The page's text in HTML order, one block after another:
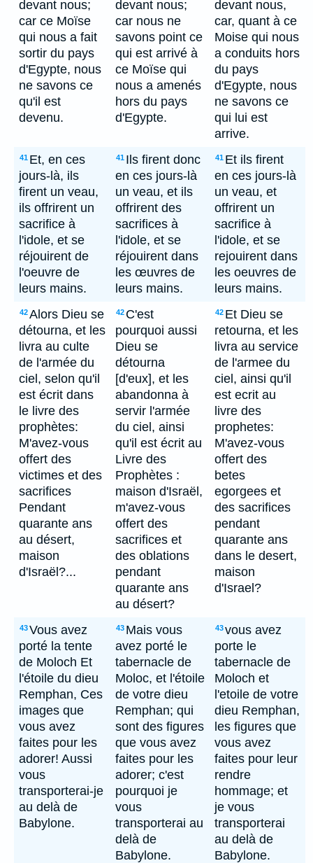
devant nous;
car ce Moïse
qui nous a fait
sortir du pays
d'Egypte, nous
ne savons ce
qu'il est
devenu.
devant nous;
car nous ne
savons point ce
qui est arrivé à
ce Moïse qui
nous a amenés
hors du pays
d'Egypte.
devant nous,
car, quant à ce
Moise qui nous
a conduits hors
du pays
d'Egypte, nous
ne savons ce
qui lui est
arrive.
41 Et, en ces
jours-là, ils
firent un veau,
ils offrirent un
sacrifice à
l'idole, et se
réjouirent de
l'oeuvre de
leurs mains.
41 Ils firent donc
en ces jours-là
un veau, et ils
offrirent des
sacrifices à
l'idole, et se
réjouirent dans
les œuvres de
leurs mains.
41 Et ils firent
en ces jours-là
un veau, et
offrirent un
sacrifice à
l'idole, et se
rejouirent dans
les oeuvres de
leurs mains.
42Alors Dieu se
détourna, et les
livra au culte
de l'armée du
ciel, selon qu'il
est écrit dans
le livre des
prophètes:
M'avez-vous
offert des
victimes et des
sacrifices
Pendant
quarante ans
au désert,
maison
d'Israël?...
42 C'est
pourquoi aussi
Dieu se
détourna
[d'eux], et les
abandonna à
servir l'armée
du ciel, ainsi
qu'il est écrit au
Livre des
Prophètes :
maison d'Israël,
m'avez-vous
offert des
sacrifices et
des oblations
pendant
quarante ans
au désert?
42 Et Dieu se
retourna, et les
livra au service
de l'armee du
ciel, ainsi qu'il
est ecrit au
livre des
prophetes:
M'avez-vous
offert des
betes
egorgees et
des sacrifices
pendant
quarante ans
dans le desert,
maison
d'Israel?
43Vous avez
porté la tente
de Moloch Et
l'étoile du dieu
Remphan, Ces
images que
vous avez
faites pour les
adorer! Aussi
vous
transporterai-je
au delà de
Babylone.
43 Mais vous
avez porté le
tabernacle de
Moloc, et l'étoile
de votre dieu
Remphan; qui
sont des figures
que vous avez
faites pour les
adorer; c'est
pourquoi je
vous
transporterai au
delà de
Babylone.
43vous avez
porte le
tabernacle de
Moloch et
l'etoile de votre
dieu Remphan,
les figures que
vous avez
faites pour leur
rendre
hommage; et
je vous
transporterai
au delà de
Babylone.